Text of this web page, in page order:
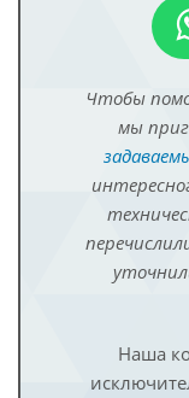
Чтобы
мы
Наша